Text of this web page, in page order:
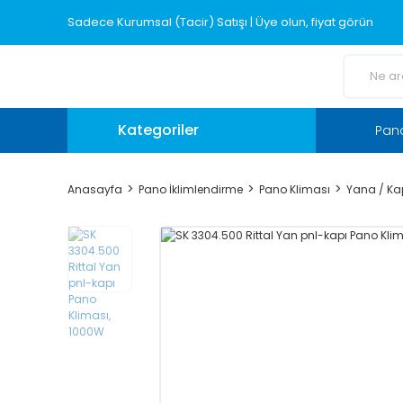
Sadece Kurumsal (Tacir) Satışı | Üye olun, fiyat görün
Kategoriler
Anasayfa Pano İklimlendirme Pano Kliması Yana /